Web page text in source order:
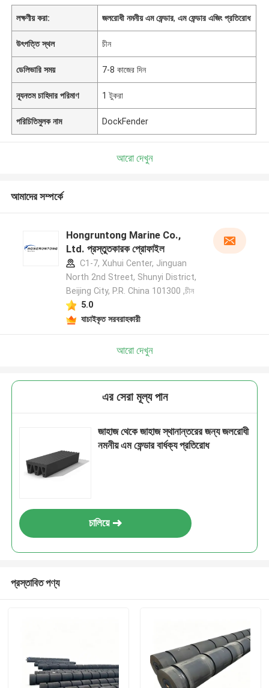
লক্ষণীয় করা: জলরোধী নমনীয় এম ফেন্ডার,এম ফেন্ডার এজিং প্রতিরোধ
উৎপত্তি স্থল চীন
ডেলিভারি সময় 7-8 কাজের দিন
ন্যূনতম চাহিদার পরিমাণ 1 টুকরা
পরিচিতিমুলক নাম DockFender
আরো দেখুন
আমাদের সম্পর্কে
Hongruntong Marine Co.,
Ltd. প্রস্তুতকারক প্রোফাইল
C1-7, Xuhui Center, Jinguan
North 2nd Street, Shunyi District,
Beijing City, P.R. China 101300 ,চীন
5.0
যাচাইকৃত সরবরাহকারী
আরো দেখুন
এর সেরা মূল্য পান
জাহাজ থেকে জাহাজ স্থানান্তরের জন্য জলরোধী
নমনীয় এম ফেন্ডার বার্ধক্য প্রতিরোধ
চালিয়ে
প্রস্তাবিত পণ্য